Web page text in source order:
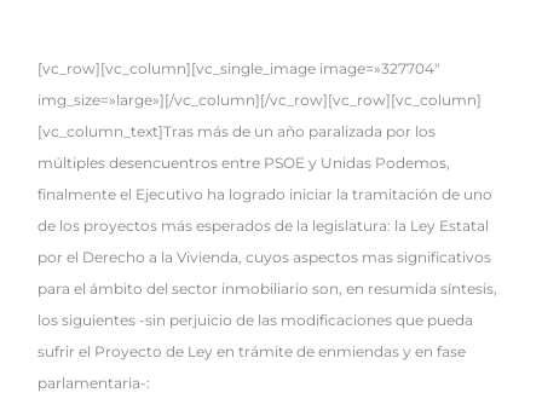
[vc_row][vc_column][vc_single_image image=»327704″
img_size=»large»][/vc_column][/vc_row][vc_row][vc_column]
[vc_column_text]Tras más de un año paralizada por los
múltiples desencuentros entre PSOE y Unidas Podemos,
finalmente el Ejecutivo ha logrado iniciar la tramitación de uno
de los proyectos más esperados de la legislatura: la Ley Estatal
por el Derecho a la Vivienda, cuyos aspectos mas significativos
para el ámbito del sector inmobiliario son, en resumida síntesis,
los siguientes -sin perjuicio de las modificaciones que pueda
sufrir el Proyecto de Ley en trámite de enmiendas y en fase
parlamentaria-: